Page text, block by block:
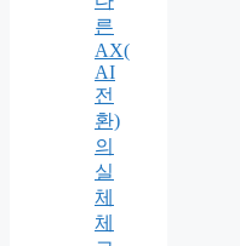
른
AX(
AI
전
환)
의
실
체
체